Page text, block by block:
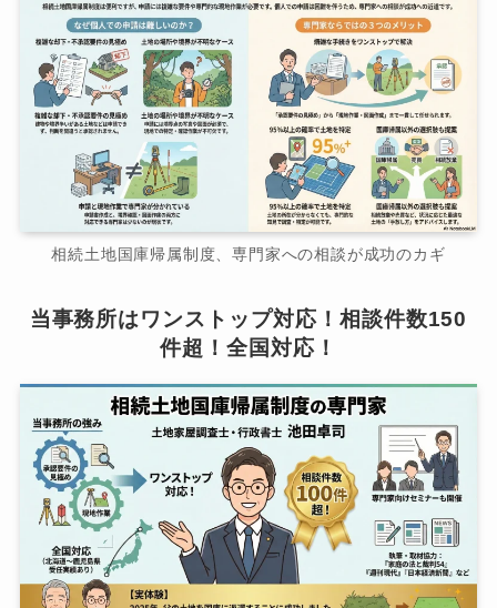
相続土地国庫帰属制度、専門家への相談が成功のカギ
当事務所はワンストップ対応！相談件数150
件超！全国対応！